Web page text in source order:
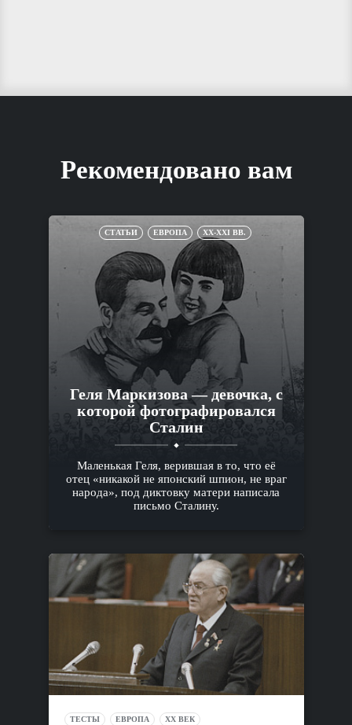
Рекомендовано вам
СТАТЬИ ЕВРОПА XX-XXI ВВ.
Геля Маркизова — девочка, с
которой фотографировался
Сталин
Маленькая Геля, верившая в то, что её
отец «никакой не японский шпион, не враг
народа», под диктовку матери написала
письмо Сталину.
ТЕСТЫ ЕВРОПА XX ВЕК